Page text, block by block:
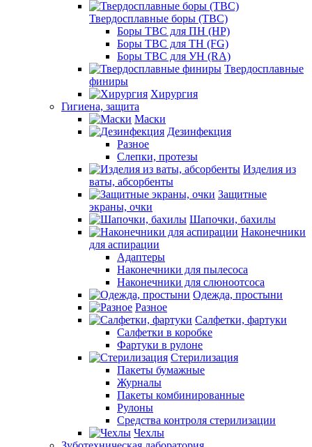
Твердосплавные боры (ТВС)
Боры ТВС для ПН (HP)
Боры ТВС для ТН (FG)
Боры ТВС для УН (RA)
Твердосплавные
финиры
Хирургия
Гигиена, защита
Маски
Дезинфекция
Разное
Слепки, протезы
Изделия из
ваты, абсорбенты
Защитные
экраны, очки
Шапочки, бахилы
Наконечники
для аспирации
Адаптеры
Наконечники для пылесоса
Наконечники для слюноотсоса
Одежда, простыни
Разное
Салфетки, фартуки
Салфетки в коробке
Фартуки в рулоне
Стерилизация
Пакеты бумажные
Журналы
Пакеты комбинированные
Рулоны
Средства контроля стерилизации
Чехлы